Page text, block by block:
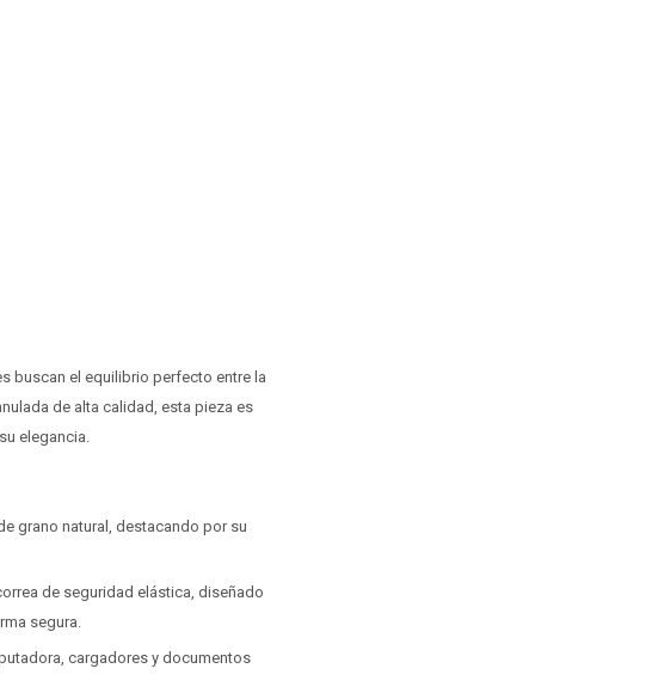
buscan el equilibrio perfecto entre la
de alta calidad, esta pieza es
elegancia.
grano natural, destacando por su
de seguridad elástica, diseñado
segura.
cargadores y documentos